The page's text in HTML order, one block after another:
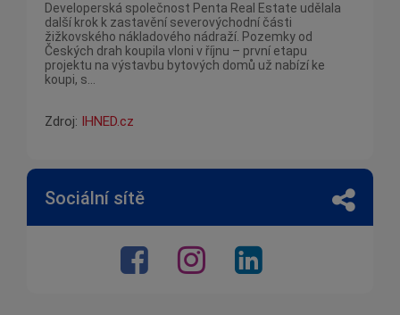
Developerská společnost Penta Real Estate udělala
další krok k zastavění severovýchodní části
žižkovského nákladového nádraží. Pozemky od
Českých drah koupila vloni v říjnu – první etapu
projektu na výstavbu bytových domů už nabízí ke
koupi, s...
Zdroj: IHNED.cz
Sociální sítě